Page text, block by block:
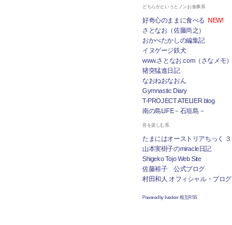
どちらかというとノンお食事系
好奇心のままに食べる NEW!
さとなお（佐藤尚之）
おかべたかしの編集記
イヌゲージ鉄犬
www.さとなお.com（さなメモ）
猪突猛進日記
なおねおなおん
Gymnastic Diary
T-PROJECT ATELIER blog
南の島LIFE－石垣島－
音を楽しむ系
たまにはオーストリアちっく ３
山本実樹子のmiracle日記
Shigeko Tojo Web Site
佐藤裕子 公式ブログ
村田和人 オフィシャル・ブログ
Powered by livedoor 相互RSS